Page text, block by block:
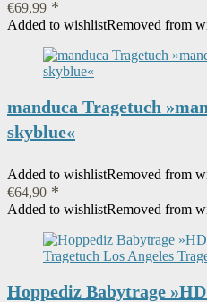
€69,99
Added to wishlistRemoved from
manduca Tragetuch
skyblue«
Added to wishlistRemoved from
€64,90
Added to wishlistRemoved from
Hoppediz Babytrage